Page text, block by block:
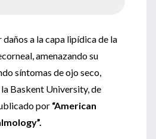
daños a la capa lipídica de la
amenazando su
síntomas de ojo seco,
Baskent University, de
por “American